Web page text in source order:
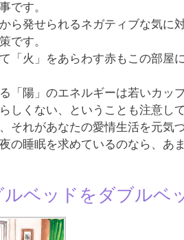
です。
ら発せられるネガティブな気に
です。
「火」をあらわす赤もこの部屋
「陽」のエネルギーは若いカッ
しくない、ということも注意し
それがあなたの愛情生活を元気
の睡眠を求めているのなら、あ
ルベッドをダブルベ